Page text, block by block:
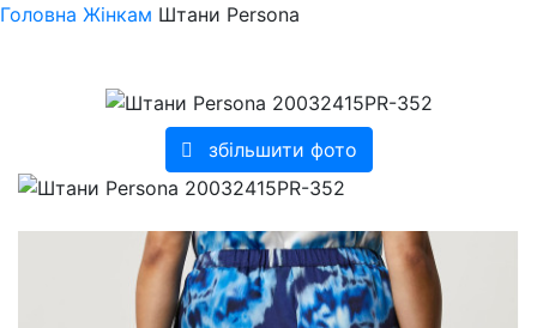
Головна Жінкам Штани Persona
збільшити фото